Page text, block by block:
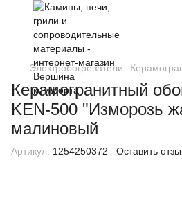
Электробогреватели
Керамогранитный
KEN-500 "Изморозь
малиновый
Артикул: 1254250372 Оставить